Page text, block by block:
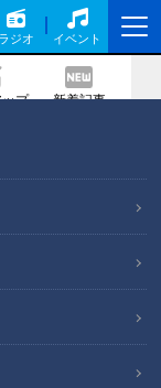
ラジオ イベント
プ 新着記事
ー「ピ
話